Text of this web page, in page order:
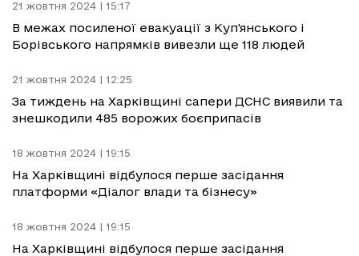
21 жовтня 2024 | 15:17
В межах посиленої евакуації з Куп'янського і
Борівського напрямків вивезли ще 118 людей
21 жовтня 2024 | 12:25
За тиждень на Харківщині сапери ДСНС виявили та
знешкодили 485 ворожих боєприпасів
18 жовтня 2024 | 19:15
На Харківщині відбулося перше засідання
платформи «Діалог влади та бізнесу»
18 жовтня 2024 | 19:15
На Харківщині відбулося перше засідання